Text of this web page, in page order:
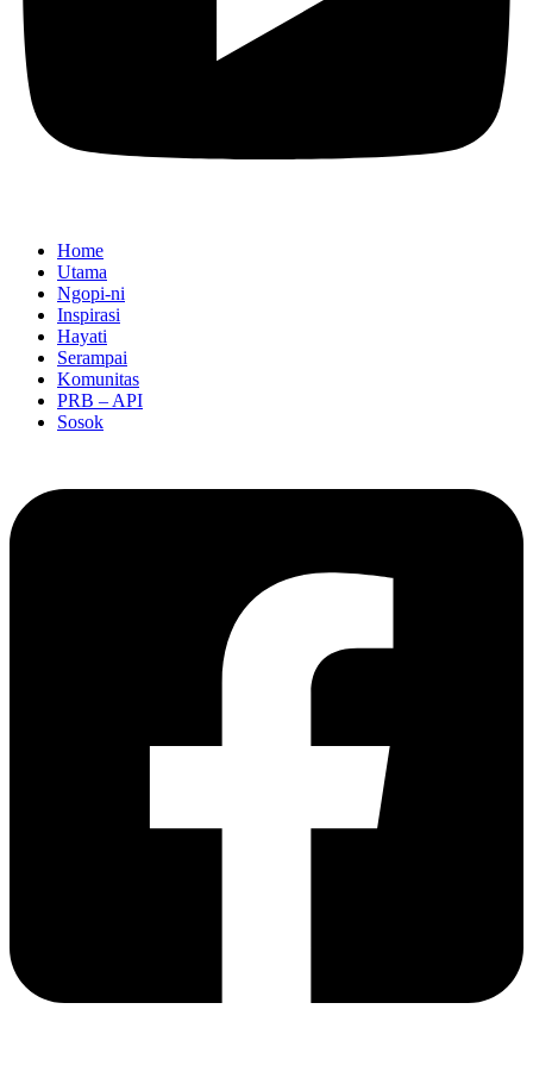
Home
Utama
Ngopi-ni
Inspirasi
Hayati
Serampai
Komunitas
PRB – API
Sosok